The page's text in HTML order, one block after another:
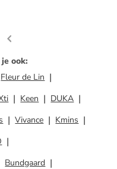
ook:
Fleur de Lin
Keen
DUKA
Vivance
Kmins
Bundgaard